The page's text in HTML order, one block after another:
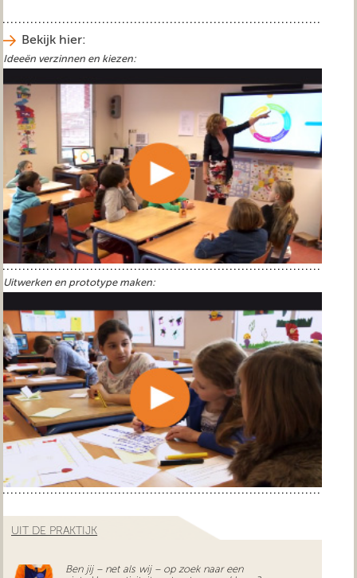
Bekijk hier:
Ideeën verzinnen en kiezen:
Uitwerken en prototype maken:
UIT DE PRAKTIJK
Ben jij – net als wij – op zoek naar een